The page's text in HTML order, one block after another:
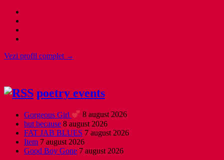
Vezi profil complet →
poetry events
Gorgeous Girl
8 august 2026
but because 8 august 2026
FAT JAB BLUES 7 august 2026
Item 7 august 2026
Good Boy Gone 7 august 2026